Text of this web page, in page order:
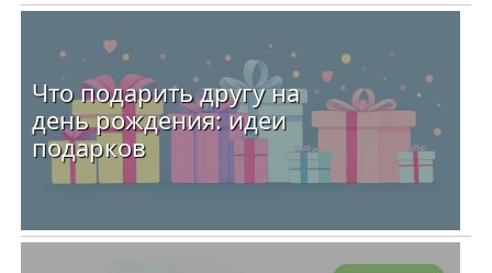
Что подарить другу на
день рождения: идеи
подарков